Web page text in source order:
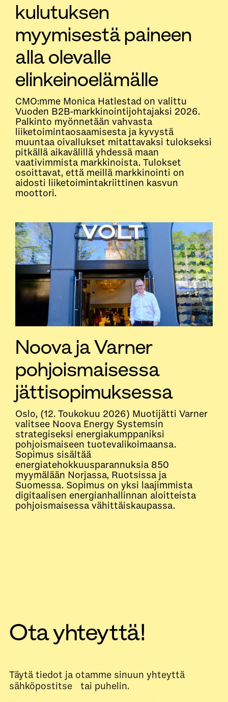
kulutuksen
myymisestä paineen
alla olevalle
elinkeinoelämälle
CMO:mme Monica Hatlestad on valittu
Vuoden B2B-markkinointijohtajaksi 2026.
Palkinto myönnetään vahvasta
liiketoimintaosaamisesta ja kyvystä
muuntaa oivallukset mitattavaksi tulokseksi
pitkällä aikavälillä yhdessä maan
vaativimmista markkinoista. Tulokset
osoittavat, että meillä markkinointi on
aidosti liiketoimintakriittinen kasvun
moottori.
Noova ja Varner
pohjoismaisessa
jättisopimuksessa
Oslo, (12. Toukokuu 2026) Muotijätti Varner
valitsee Noova Energy Systemsin
strategiseksi energiakumppaniksi
pohjoismaiseen tuotevalikoimaansa.
Sopimus sisältää
energiatehokkuusparannuksia 850
myymälään Norjassa, Ruotsissa ja
Suomessa. Sopimus on yksi laajimmista
digitaalisen energianhallinnan aloitteista
pohjoismaisessa vähittäiskaupassa.
Ota yhteyttä!
Täytä tiedot ja otamme sinuun yhteyttä
sähköpostitse tai puhelin.